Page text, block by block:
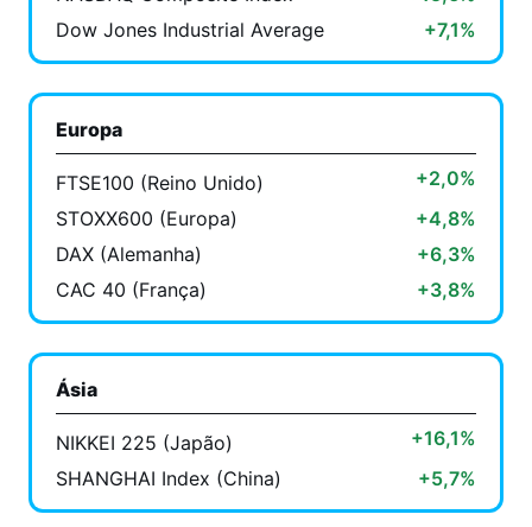
Dow Jones Industrial Average
+7,1%
Europa
FTSE100 (Reino Unido)
+2,0%
STOXX600 (Europa)
+4,8%
DAX (Alemanha)
+6,3%
CAC 40 (França)
+3,8%
Ásia
NIKKEI 225 (Japão)
+16,1%
SHANGHAI Index (China)
+5,7%